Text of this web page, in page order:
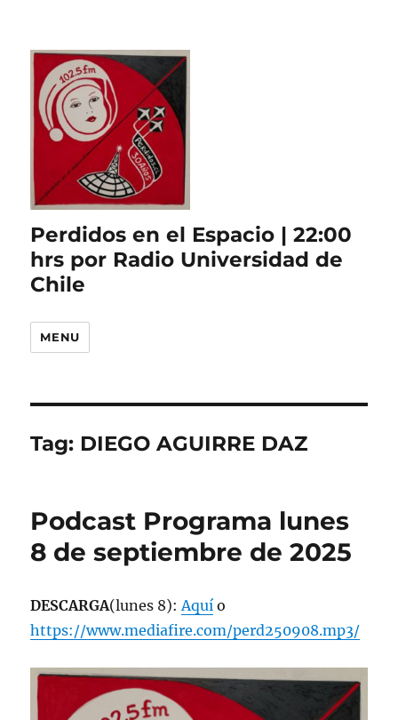
Perdidos en el Espacio | 22:00
hrs por Radio Universidad de
Chile
MENU
Tag: DIEGO AGUIRRE DAZ
Podcast Programa lunes
8 de septiembre de 2025
DESCARGA(lunes 8):Aquí o
https://www.mediafire.com/perd250908.mp3/